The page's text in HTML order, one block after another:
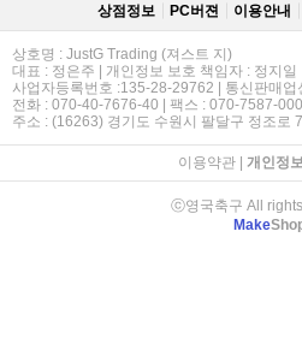
상점정보 PC버젼 이용안내
상호명 : JustG Trading (져스트 지)
대표 : 정은주 | 개인정보 보호 책임자 : 정지일
사업자등록번호 :135-28-29762 | 통신판매
전화 : 070-40-7676-40 | 팩스 : 070-7587-
주소 : (16263) 경기도 수원시 팔달구 정조로
이용약관| 개인정
ⓒ영국축구 All
Make